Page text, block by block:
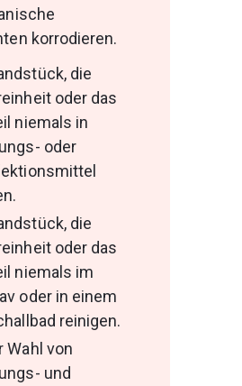
korrodieren.
die
oder das
niemals in
oder
die
oder das
niemals im
oder in einem
reinigen.
Wahl von
und